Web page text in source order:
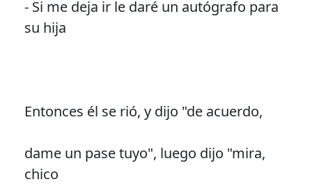
- Si me deja ir le daré un autógrafo para
su hija
Entonces él se rió, y dijo "de acuerdo,
dame un pase tuyo", luego dijo "mira,
chico